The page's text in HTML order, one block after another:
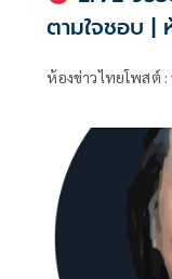
ตามใจชอบ |
ห้องข่าวไทยโพสต์